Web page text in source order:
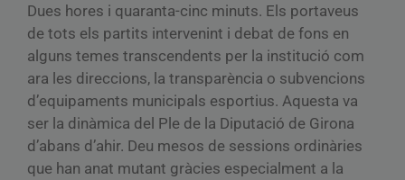
Dues hores i quaranta-cinc minuts. Els portaveus
de tots els partits intervenint i debat de fons en
alguns temes transcendents per la institució com
ara les direccions, la transparència o subvencions
d’equipaments municipals esportius. Aquesta va
ser la dinàmica del Ple de la Diputació de Girona
d’abans d’ahir. Deu mesos de sessions ordinàries
que han anat mutant gràcies especialment a la